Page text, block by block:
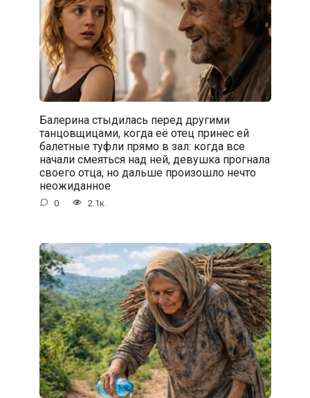
Балерина стыдилась перед другими
танцовщицами, когда её отец принес ей
балетные туфли прямо в зал: когда все
начали смеяться над ней, девушка прогнала
своего отца, но дальше произошло нечто
неожиданное
0 2.1к.